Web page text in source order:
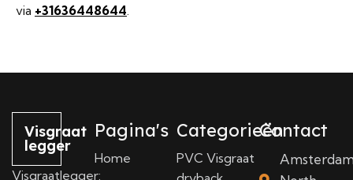
via +31636448644.
Visgraat
legger
Visgraatlegger:
Pagina's
Home
Categorieën
PVC Visgraat
Contact